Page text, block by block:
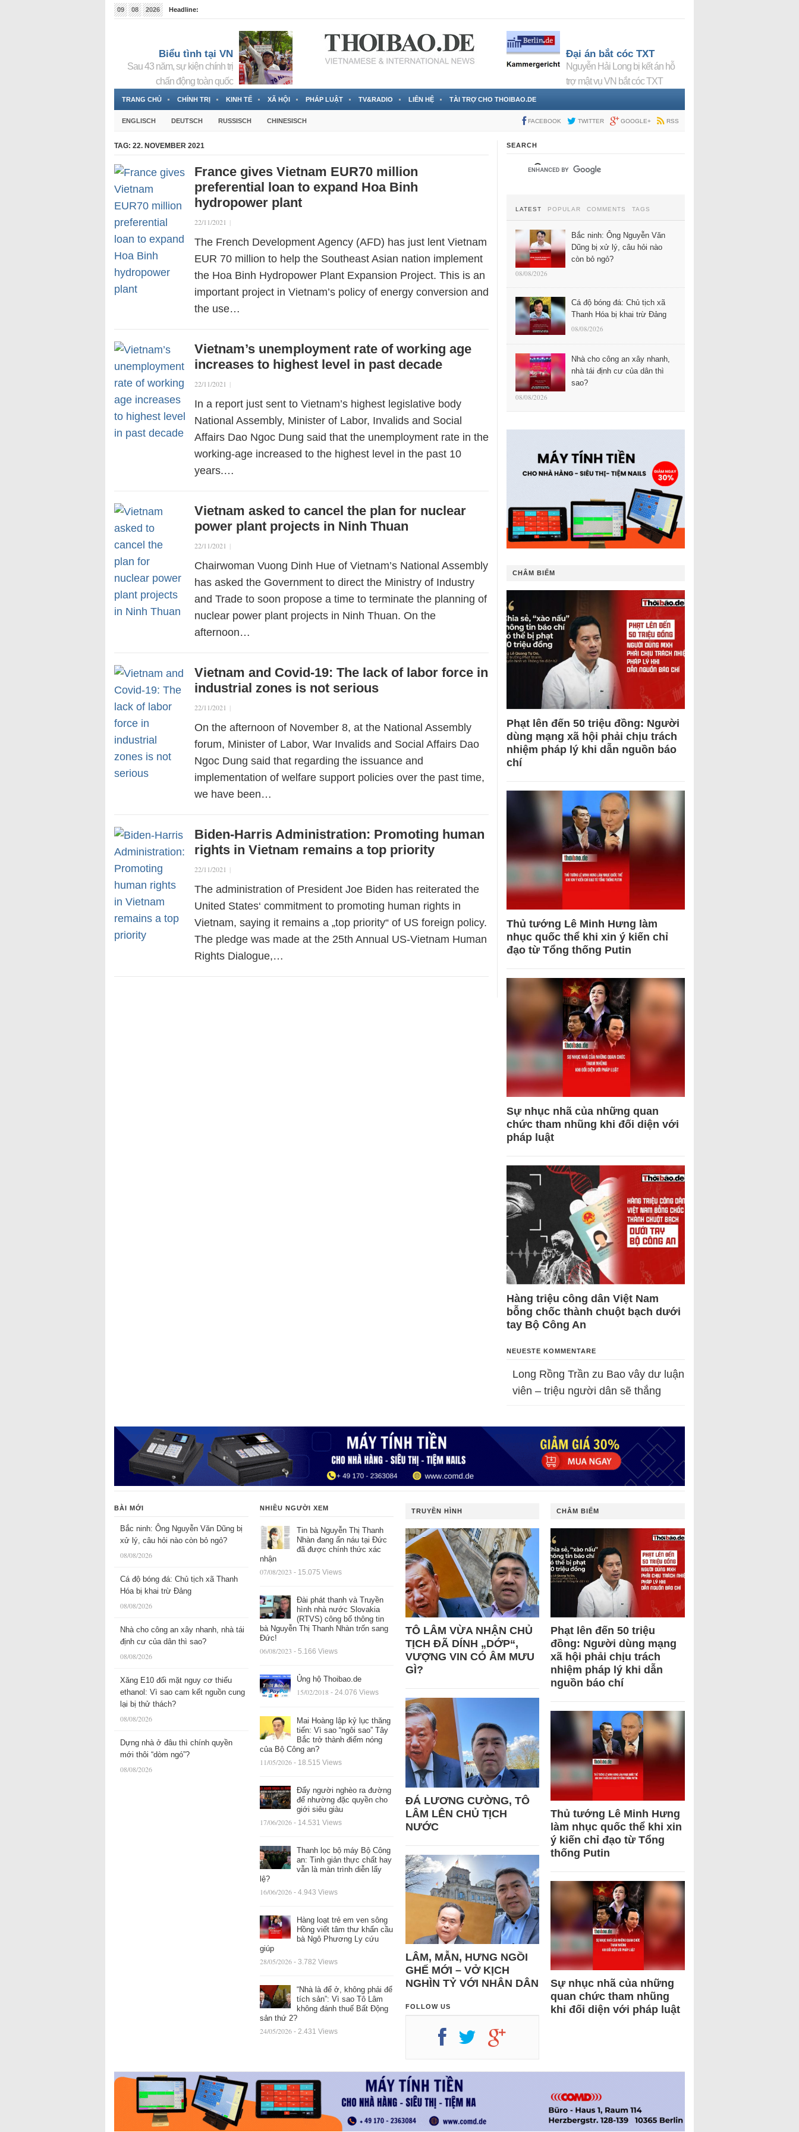
09 08 2026
Headline:
Biểu tình tại VN
Sau 43 năm, sự kiện chính trị
chấn động toàn quốc
Đại án bắt cóc TXT
Nguyễn Hải Long bị kết án hỗ
trợ mật vụ VN bắt cóc TXT
TRANG CHỦ CHÍNH TRỊ KINH TẾ XÃ HỘI PHÁP LUẬT TV&RADIO LIÊN HỆ TÀI TRỢ CHO THOIBAO.DE
ENGLISCH DEUTSCH RUSSISCH CHINESISCH FACEBOOK TWITTER GOOGLE+ RSS
TAG: 22. NOVEMBER 2021
France gives Vietnam EUR70 million
preferential loan to expand Hoa Binh
hydropower plant
22/11/2021 |
The French Development Agency (AFD) has just lent Vietnam
EUR 70 million to help the Southeast Asian nation implement
the Hoa Binh Hydropower Plant Expansion Project. This is an
important project in Vietnam’s policy of energy conversion and
the use…
Vietnam’s unemployment rate of working age
increases to highest level in past decade
22/11/2021 |
In a report just sent to Vietnam’s highest legislative body
National Assembly, Minister of Labor, Invalids and Social
Affairs Dao Ngoc Dung said that the unemployment rate in the
working-age increased to the highest level in the past 10
years.…
Vietnam asked to cancel the plan for nuclear
power plant projects in Ninh Thuan
22/11/2021 |
Chairwoman Vuong Dinh Hue of Vietnam’s National Assembly
has asked the Government to direct the Ministry of Industry
and Trade to soon propose a time to terminate the planning of
nuclear power plant projects in Ninh Thuan. On the
afternoon…
Vietnam and Covid-19: The lack of labor force in
industrial zones is not serious
22/11/2021 |
On the afternoon of November 8, at the National Assembly
forum, Minister of Labor, War Invalids and Social Affairs Dao
Ngoc Dung said that regarding the issuance and
implementation of welfare support policies over the past time,
we have been…
Biden-Harris Administration: Promoting human
rights in Vietnam remains a top priority
22/11/2021 |
The administration of President Joe Biden has reiterated the
United States‘ commitment to promoting human rights in
Vietnam, saying it remains a „top priority“ of US foreign policy.
The pledge was made at the 25th Annual US-Vietnam Human
Rights Dialogue,…
SEARCH
LATEST POPULAR COMMENTS TAGS
Bắc ninh: Ông Nguyễn Văn
Dũng bị xử lý, câu hỏi nào
còn bỏ ngỏ?
08/08/2026
Cá độ bóng đá: Chủ tịch xã
Thanh Hóa bị khai trừ Đảng
08/08/2026
Nhà cho công an xây nhanh,
nhà tái định cư của dân thì
sao?
08/08/2026
CHÂM BIẾM
Phạt lên đến 50 triệu đồng: Người
dùng mạng xã hội phải chịu trách
nhiệm pháp lý khi dẫn nguồn báo
chí
Thủ tướng Lê Minh Hưng làm
nhục quốc thể khi xin ý kiến chỉ
đạo từ Tổng thống Putin
Sự nhục nhã của những quan
chức tham nhũng khi đối diện với
pháp luật
Hàng triệu công dân Việt Nam
bỗng chốc thành chuột bạch dưới
tay Bộ Công An
NEUESTE KOMMENTARE
Long Rồng Trần zu Bao vây dư luận
viên – triệu người dân sẽ thắng
BÀI MỚI
Bắc ninh: Ông Nguyễn Văn Dũng bị
xử lý, câu hỏi nào còn bỏ ngỏ?
08/08/2026
Cá độ bóng đá: Chủ tịch xã Thanh
Hóa bị khai trừ Đảng
08/08/2026
Nhà cho công an xây nhanh, nhà tái
định cư của dân thì sao?
08/08/2026
Xăng E10 đối mặt nguy cơ thiếu
ethanol: Vì sao cam kết nguồn cung
lại bị thử thách?
08/08/2026
Dựng nhà ở đâu thì chính quyền
mới thôi “dòm ngó”?
08/08/2026
NHIỀU NGƯỜI XEM
Tin bà Nguyễn Thị Thanh
Nhàn đang ẩn náu tại Đức
đã được chính thức xác
nhận
07/08/2023 - 15.075 Views
Đài phát thanh và Truyền
hình nhà nước Slovakia
(RTVS) công bố thông tin
bà Nguyễn Thị Thanh Nhàn trốn sang
Đức!
06/08/2023 - 5.166 Views
Ủng hộ Thoibao.de
15/02/2018 - 24.076 Views
Mai Hoàng lập kỷ lục thăng
tiến: Vì sao “ngôi sao” Tây
Bắc trở thành điểm nóng
của Bộ Công an?
11/05/2026 - 18.515 Views
Đẩy người nghèo ra đường
để nhường đặc quyền cho
giới siêu giàu
17/06/2026 - 14.531 Views
Thanh lọc bộ máy Bộ Công
an: Tinh giản thực chất hay
vẫn là màn trình diễn lấy
lệ?
16/06/2026 - 4.943 Views
Hàng loạt trẻ em ven sông
Hồng viết tâm thư khẩn cầu
bà Ngô Phương Ly cứu
giúp
28/05/2026 - 3.782 Views
“Nhà là để ở, không phải để
tích sản”: Vì sao Tô Lâm
không đánh thuế Bất Động
sản thứ 2?
24/05/2026 - 2.431 Views
TRUYỀN HÌNH
TÔ LÂM VỪA NHẬN CHỦ
TỊCH ĐÃ DÍNH „DỚP“,
VƯỢNG VIN CÓ ÂM MƯU
GÌ?
ĐÁ LƯƠNG CƯỜNG, TÔ
LÂM LÊN CHỦ TỊCH
NƯỚC
LÂM, MẪN, HƯNG NGỒI
GHẾ MỚI – VỞ KỊCH
NGHÌN TỶ VỚI NHÂN DÂN
FOLLOW US
CHÂM BIẾM
Phạt lên đến 50 triệu
đồng: Người dùng mạng
xã hội phải chịu trách
nhiệm pháp lý khi dẫn
nguồn báo chí
Thủ tướng Lê Minh Hưng
làm nhục quốc thể khi xin
ý kiến chỉ đạo từ Tổng
thống Putin
Sự nhục nhã của những
quan chức tham nhũng
khi đối diện với pháp luật